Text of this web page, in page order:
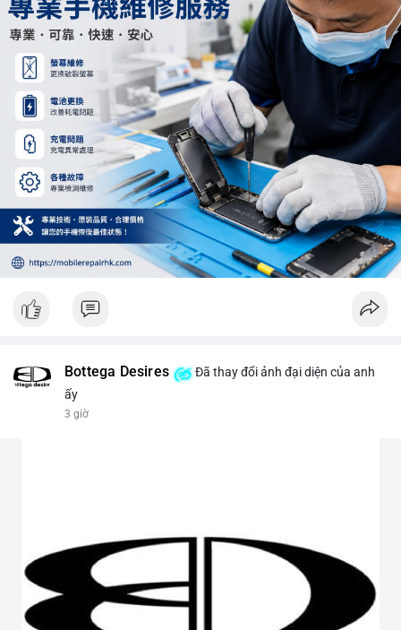
hoảng loạn. Theo dõi sát dòng tiền đổ vào sàn giao dịch tập
trung trong 24 giờ tới.
#12dot29btc #vilanh #tichluydaihan #phienau #btcmempool
Bottega Desires
Đã thay đổi ảnh đại diện của anh
ấy
3 giờ